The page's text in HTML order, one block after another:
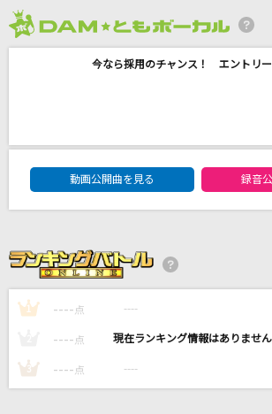
ブリキノダンス
高橋洋子
[生音]さよならの向う側
[生音]いとしき日々よ
今なら採用のチャンス！ エントリ
DAM★ともボーカルエントリーラン
動画公開曲を見る
録音
1 ---- 点 ----
---- 点 ----
3 ---- 点 ----